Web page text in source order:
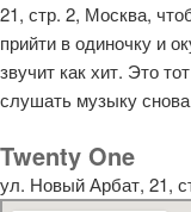
21, стр. 2, Москва,
прийти в одиночку и
звучит как хит. Это
слушать музыку
Twenty One
ул. Новый Арбат, 21,